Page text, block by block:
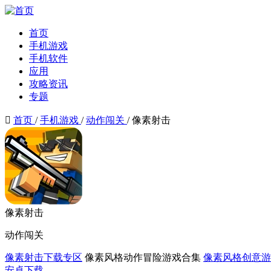
首页
手机游戏
手机软件
应用
攻略资讯
专题
 首页 / 手机游戏 / 动作闯关 / 像素射击
像素射击
动作闯关
像素射击下载专区 像素风格动作冒险游戏合集 像素风格创意